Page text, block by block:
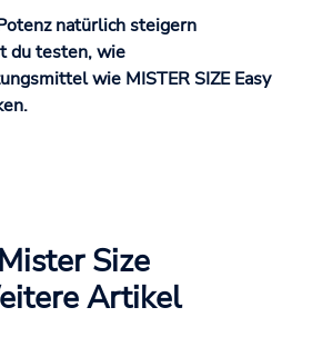
natürlich steigern
du testen, wie
wie MISTER SIZE Easy
Mister Size
Artikel